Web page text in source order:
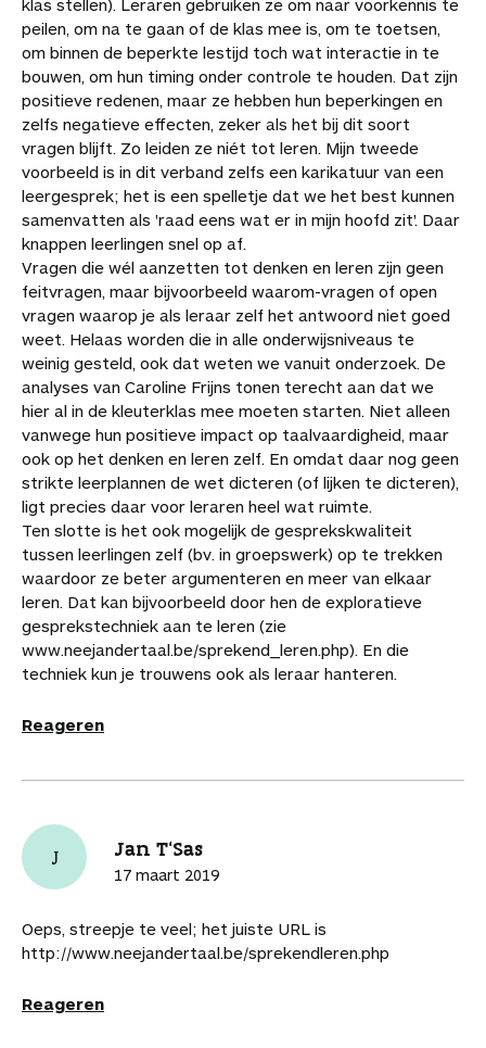
klas stellen). Leraren gebruiken ze om naar voorkennis te
peilen, om na te gaan of de klas mee is, om te toetsen,
om binnen de beperkte lestijd toch wat interactie in te
bouwen, om hun timing onder controle te houden. Dat zijn
positieve redenen, maar ze hebben hun beperkingen en
zelfs negatieve effecten, zeker als het bij dit soort
vragen blijft. Zo leiden ze niét tot leren. Mijn tweede
voorbeeld is in dit verband zelfs een karikatuur van een
leergesprek; het is een spelletje dat we het best kunnen
samenvatten als 'raad eens wat er in mijn hoofd zit'. Daar
knappen leerlingen snel op af.
Vragen die wél aanzetten tot denken en leren zijn geen
feitvragen, maar bijvoorbeeld waarom-vragen of open
vragen waarop je als leraar zelf het antwoord niet goed
weet. Helaas worden die in alle onderwijsniveaus te
weinig gesteld, ook dat weten we vanuit onderzoek. De
analyses van Caroline Frijns tonen terecht aan dat we
hier al in de kleuterklas mee moeten starten. Niet alleen
vanwege hun positieve impact op taalvaardigheid, maar
ook op het denken en leren zelf. En omdat daar nog geen
strikte leerplannen de wet dicteren (of lijken te dicteren),
ligt precies daar voor leraren heel wat ruimte.
Ten slotte is het ook mogelijk de gesprekskwaliteit
tussen leerlingen zelf (bv. in groepswerk) op te trekken
waardoor ze beter argumenteren en meer van elkaar
leren. Dat kan bijvoorbeeld door hen de exploratieve
gesprekstechniek aan te leren (zie
www.neejandertaal.be/sprekend_leren.php). En die
techniek kun je trouwens ook als leraar hanteren.
Reageren
J Jan T'Sas
17 maart 2019
Oeps, streepje te veel; het juiste URL is
http://www.neejandertaal.be/sprekendleren.php
Reageren